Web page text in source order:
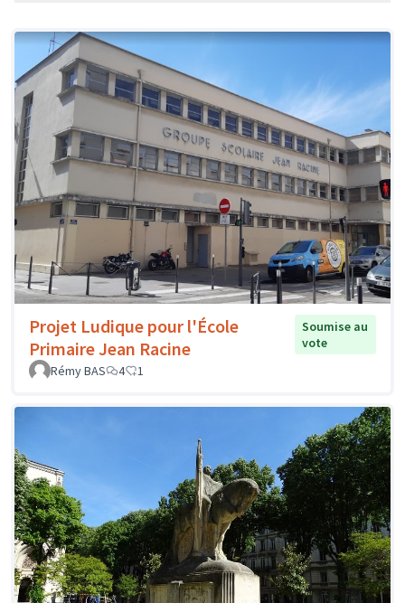
Projet Ludique pour l'École
Primaire Jean Racine
Soumise au
vote
Rémy BAS
4 1